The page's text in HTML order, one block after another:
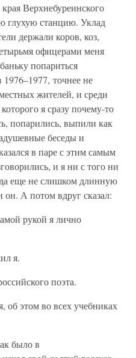
Верхнебуреинского
глухую станцию. Уклад
держали коров, коз,
офицерами меня
попариться
1976–1977, точнее не
жителей, и среди
я сразу почему-то
попарились, выпили как
беседы и
в паре с этим самым
и я ни с того ни
еще не слишком длинную
он. А потом вдруг сказал:
рукой я лично
я.
поэта.
об этом во всех учебниках
было в